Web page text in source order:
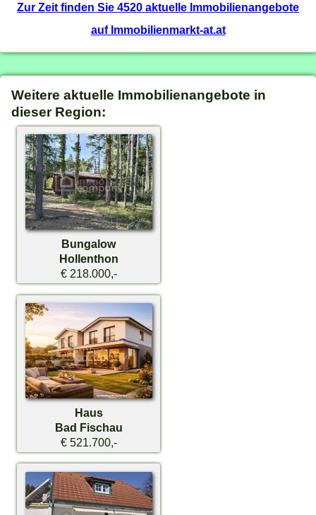
Zur Zeit finden Sie 4520 aktuelle Immobilienangebote
auf Immobilienmarkt-at.at
Weitere aktuelle Immobilienangebote in
dieser Region:
Bungalow
Hollenthon
€ 218.000,-
Haus
Bad Fischau
€ 521.700,-